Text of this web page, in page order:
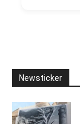
Newsticker